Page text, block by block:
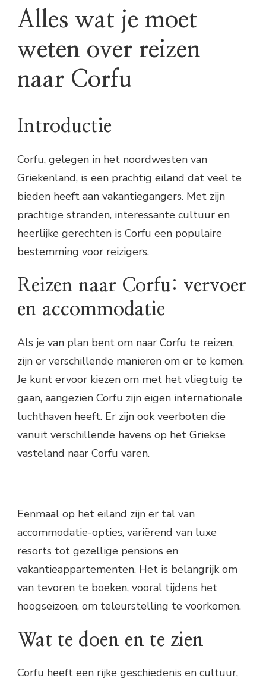
Alles wat je moet
weten over reizen
naar Corfu
Introductie
Corfu, gelegen in het noordwesten van
Griekenland, is een prachtig eiland dat veel te
bieden heeft aan vakantiegangers. Met zijn
prachtige stranden, interessante cultuur en
heerlijke gerechten is Corfu een populaire
bestemming voor reizigers.
Reizen naar Corfu: vervoer
en accommodatie
Als je van plan bent om naar Corfu te reizen,
zijn er verschillende manieren om er te komen.
Je kunt ervoor kiezen om met het vliegtuig te
gaan, aangezien Corfu zijn eigen internationale
luchthaven heeft. Er zijn ook veerboten die
vanuit verschillende havens op het Griekse
vasteland naar Corfu varen.
Eenmaal op het eiland zijn er tal van
accommodatie-opties, variërend van luxe
resorts tot gezellige pensions en
vakantieappartementen. Het is belangrijk om
van tevoren te boeken, vooral tijdens het
hoogseizoen, om teleurstelling te voorkomen.
Wat te doen en te zien
Corfu heeft een rijke geschiedenis en cultuur,